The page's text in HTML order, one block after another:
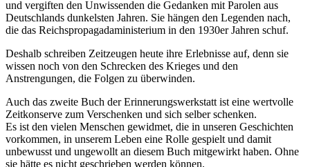
und vergiften den Unwissenden die Gedanken mit Parolen aus
Deutschlands dunkelsten Jahren. Sie hängen den Legenden nach,
die das Reichspropagadaministerium in den 1930er Jahren schuf.
Deshalb schreiben Zeitzeugen heute ihre Erlebnisse auf, denn sie
wissen noch von den Schrecken des Krieges und den
Anstrengungen, die Folgen zu überwinden.
Auch das zweite Buch der Erinnerungswerkstatt ist eine wertvolle
Zeitkonserve zum Verschenken und sich selber schenken.
Es ist den vielen Menschen gewidmet, die in unseren Geschichten
vorkommen, in unserem Leben eine Rolle gespielt und damit
unbewusst und ungewollt an diesem Buch mitgewirkt haben. Ohne
sie hätte es nicht geschrieben werden können.